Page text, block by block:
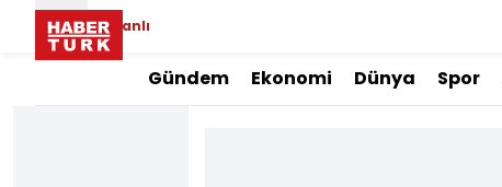
Canlı
Gündem Ekonomi Dünya Spor